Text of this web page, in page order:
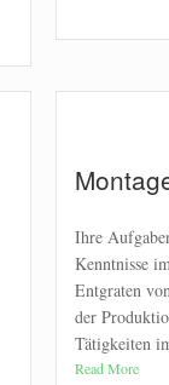
Ihre
Kenntnisse
Entgraten
der
Tätigkeiten
Read More